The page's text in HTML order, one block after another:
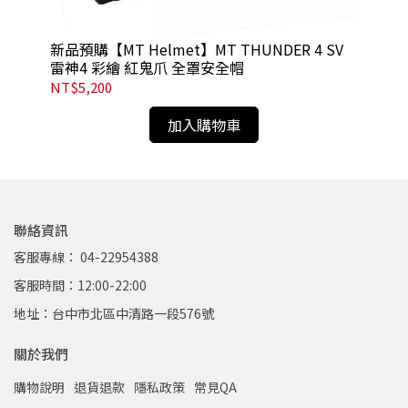
新品預購【MT Helmet】MT THUNDER 4 SV
雷神4 彩繪 紅鬼爪 全罩安全帽
NT$5,200
加入購物車
聯絡資訊
客服專線： 04-22954388
客服時間：12:00-22:00
地址：台中市北區中清路一段576號
關於我們
購物說明 退貨退款 隱私政策 常見QA